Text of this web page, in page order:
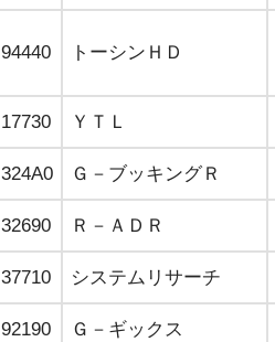
94440 トーシンＨＤ
17730 ＹＴＬ
324A0 Ｇ－ブッキングＲ
32690 Ｒ－ＡＤＲ
37710 システムリサーチ
92190 Ｇ－ギックス